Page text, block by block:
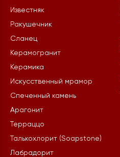
Известняк
Ракушечник
Сланец
Керамогранит
Керамика
Искусственный мрамор
Спеченный камень
Арагонит
Терраццо
Талькохлорит (Soapstone)
Лабрадорит